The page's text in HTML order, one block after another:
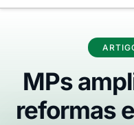
MPs
reformas